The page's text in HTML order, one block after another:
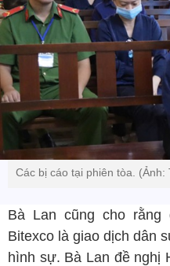
Các bị cáo tại phiên tòa. (Ảnh:
Bà Lan cũng cho
Bitexco là giao dịch dân
hình sự. Bà Lan đề nghị